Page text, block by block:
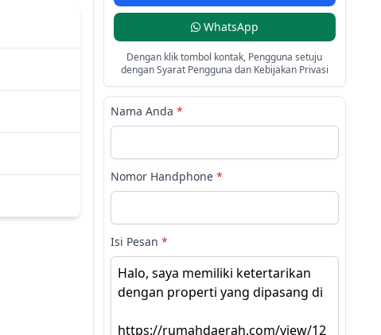
WhatsApp
Dengan klik tombol kontak, Pengguna setuju
dengan Syarat Pengguna dan Kebijakan Privasi
Nama Anda *
Nomor Handphone *
Isi Pesan *